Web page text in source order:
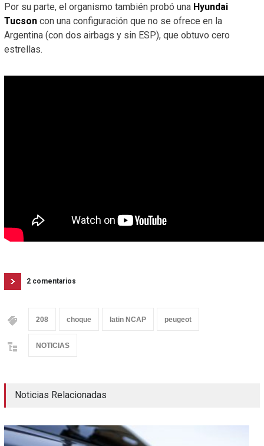
Por su parte, el organismo también probó una Hyundai
Tucsoncon una configuración que no se ofrece en la
Argentina (con dos airbags y sin ESP), que obtuvo cero
estrellas.
2 comentarios
208 choque latin NCAP peugeot
NOTICIAS
Noticias Relacionadas